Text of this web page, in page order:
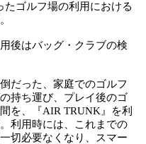
ゴルフ場の利用における
後はバッグ・クラブの検
だった、家庭でのゴルフ
持ち運び、プレイ後のゴ
を、『AIR TRUNK』を利
利用時には、これまでの
切必要なくなり、スマー